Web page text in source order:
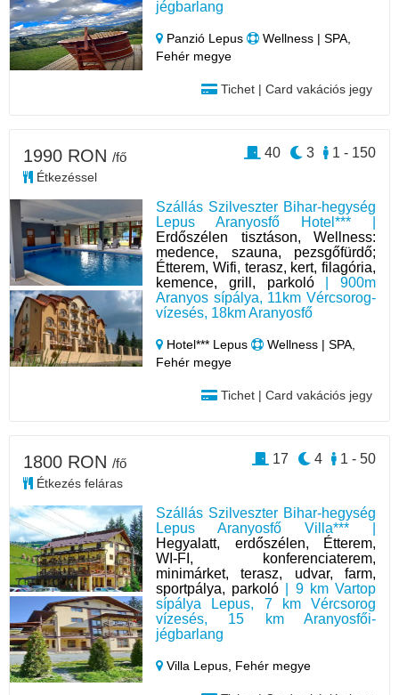
jégbarlang
Panzió Lepus
Wellness | SPA,
Fehér megye
Tichet | Card vakációs jegy
Szállás Szilveszter Bihar-hegység
Lepus Aranyosfő Hotel*** |
Erdőszélen tisztáson, Wellness:
medence, szauna, pezsgőfürdő;
Étterem, Wifi, terasz, kert, filagória,
kemence, grill, parkoló| 900m
Aranyos sípálya, 11km Vércsorog-
vízesés, 18km Aranyosfő
Hotel*** Lepus
Wellness | SPA,
Fehér megye
Tichet | Card vakációs jegy
1990 RON /fő
Étkezéssel
1 - 150
3
40
Szállás Szilveszter Bihar-hegység
Lepus Aranyosfő Villa*** |
Hegyalatt, erdőszélen, Étterem,
WI-FI, konferenciaterem,
minimárket, terasz, udvar, farm,
sportpálya, parkoló | 9 km Vartop
sípálya Lepus, 7 km Vércsorog
vízesés, 15 km Aranyosfői-
jégbarlang
Villa Lepus, Fehér megye
1800 RON /fő
Étkezés feláras
1 - 50
4
17